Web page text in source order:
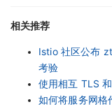
相关推荐
Istio 社区公布
考验
使用相互 TLS
如何将服务网格